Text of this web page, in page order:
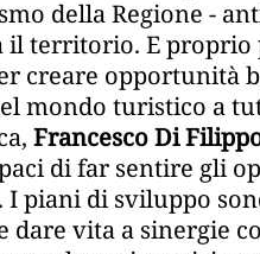
della Regione -
il territorio. E proprio
creare opportunità
mondo turistico a
Francesco Di
di far sentire gli
piani di sviluppo
dare vita a sinergie